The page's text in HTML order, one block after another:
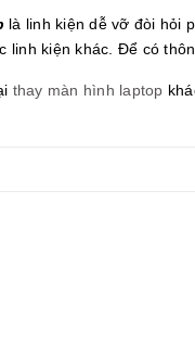
là linh kiện dễ vỡ đòi hỏi
linh kiện khác. Để có
thay màn hình laptop